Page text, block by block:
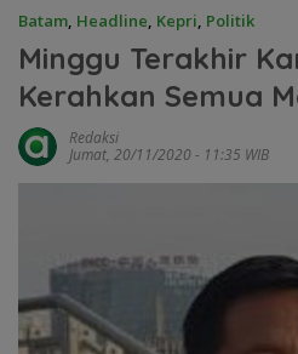
Batam, Headline, Kepri, Politik
Minggu Terakhir
Kerahkan Semua
Redaksi
Jumat, 20/11/2020 - 11:35 WIB